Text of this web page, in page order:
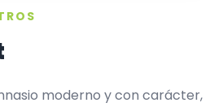
moderno y con carácter,